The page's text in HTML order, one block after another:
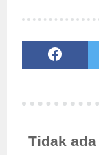
Tidak